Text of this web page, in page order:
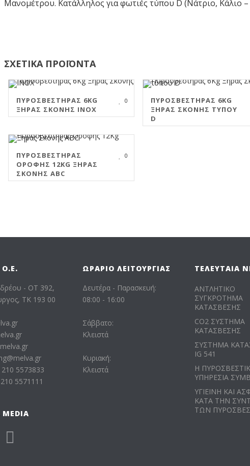
Μανομέτρου. Κατάλληλος για φωτιές τύπου D (Νάτριο, Κάλιο –
ΣΧΕΤΙΚΑ ΠΡΟΪΟΝΤΑ
0
ΠΥΡΟΣΒΕΣΤΉΡΑΣ 6KG
ΞΗΡΆΣ ΣΚΌΝΗΣ INOX
ΠΥΡΟΣΒΕΣΤΉΡΑΣ 6KG
ΞΗΡΆΣ ΣΚΌΝΗΣ ΤΎΠΟΥ
D
0
ΠΥΡΟΣΒΕΣΤΉΡΑΣ
ΟΡΟΦΉΣ 12KG ΞΗΡΆΣ
ΣΚΌΝΗΣ ABC
- ΟΤ 392,
ΤΚ 193 00
5573833
5571111
MEDIA
ΩΡΆΡΙΟ ΛΕΙΤΟΥΡΓΊΑΣ
Δευτέρα - Παρασκευή:
08:00 - 16:00
Σάββατο:
Κλειστά
Κυριακή:
Κλειστά
ΤΕΛΕΥΤΑΊΑ
ΑΝΤΛΗΤΙΚΟ
ΣΥΓΚΡΟΤΗΜΑ
ΚΑΤΑΣΒΕΣΗΣ
CO2 ΣΥΣΤΗΜΑ
ΚΑΤΑΣΒΕΣΗΣ
ΣΥΣΤΗΜΑ
IG 541
Η
ΥΠΗΡΕΣΙΑ
ΥΓΙΕΙΝΗ ΚΑΙ
ΚΑΤΑ ΤΗΝ
ΤΩΝ